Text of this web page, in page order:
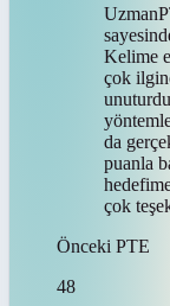
Kelime
çok
da
puanla
çok
Önceki PTE
48